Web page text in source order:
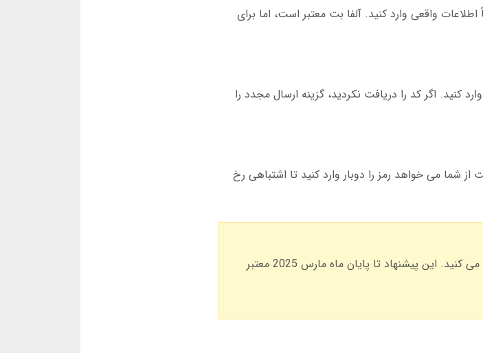
واقعی وارد کنید. آلفا بت معتبر است، اما برای
کنید. اگر کد را دریافت نکردید، گزینه ارسال مجدد را
و نمادها. آلفا بت از شما می خواهد رمز را دوبار وارد کنید تا اشتباهی رخ
اگر بعد از ثبت نام، 100 هزار تومان واریز کنید، 20 هزار تومان بونوس دریافت می کنید. این پیشنهاد تا پایان ماه مارس 2025 معتبر